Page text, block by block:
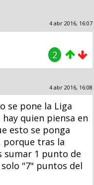
4 abr 2016, 16:07
2
4 abr 2016, 16:08
se pone la Liga
quien piensa en
esto se ponga
porque tras la
sumar 1 punto de
"7" puntos del